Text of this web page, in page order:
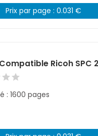
Prix par page : 0.031 €
Ricoh SPC
: 1600 pages